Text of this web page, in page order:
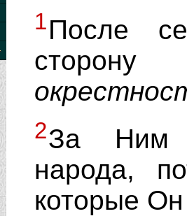
1После
сторону
2За Ним
народа,
которые